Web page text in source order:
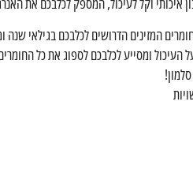
המזינים הדרושים לכלבכם בגילאי שנה
העיכול ומסייע לכלבכם לספוג את כל